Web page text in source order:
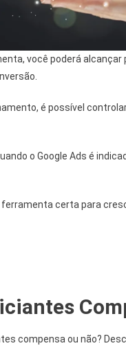
você poderá
é possível
o Google Ads é
ferramenta certa para
compensa ou não?